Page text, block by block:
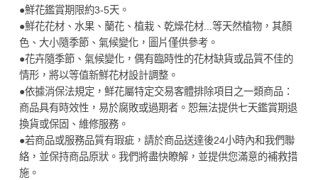
●鮮花鑑賞期限約3-5天。
●鮮花花材、水果、蘭花、植栽、乾燥花材...等天然植物，其顏
色、大小隨季節、氣候變化，圖片僅供參考。
●花卉隨季節、氣候變化，偶有臨時性的花材缺貨或品質不佳的
情形，將以等值新鮮花材設計調整。
●依據消保法規定，鮮花屬特定交易客體排除項目之一類商品：
商品具有時效性，易於腐敗或過期者。恕無法提供七天鑑賞期退
換貨或保固、維修服務。
●若商品或服務品質有瑕疵，請於商品送達後24小時內和我們聯
絡，並保持商品原狀。我們將盡快瞭解，並提供您滿意的補救措
施。